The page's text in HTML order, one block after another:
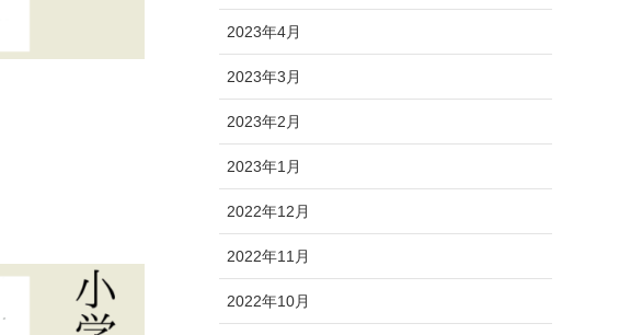
2023年4月
2023年3月
2023年2月
2023年1月
2022年12月
2022年11月
2022年10月